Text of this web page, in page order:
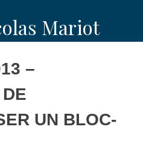
Mariot
–
UN BLOC-